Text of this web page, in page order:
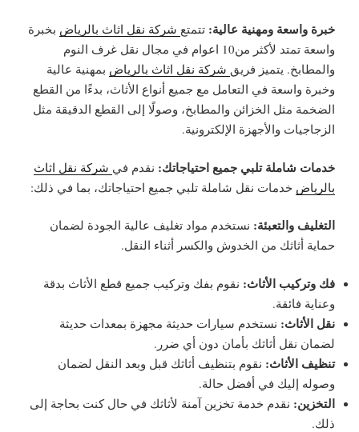
خبرة واسعة ومهنية عالية: تتمتع شركة نقل اثاث بالرياض بخبرة
واسعة تمتد لأكثر من10 اعوام في مجال نقل غرف النوم
والمطابخ. يتميز فريق شركة نقل اثاث بالرياض بمهنية عالية
وخبرة واسعة في التعامل مع جميع أنواع الأثاث، بدءًا من القطع
الضخمة مثل الخزائن والمطابخ، وصولًا إلى القطع الدقيقة مثل
الزجاجيات والأجهزة الإلكترونية.
خدمات شاملة تلبي جميع احتياجاتك: نقدم في شركة نقل اثاث
بالرياض خدمات نقل شاملة تلبي جميع احتياجاتك، بما في ذلك:
التغليف والتعبئة: نستخدم مواد تغليف عالية الجودة لضمان
حماية أثاثك من الخدوش والكسر أثناء النقل.
فك وتركيب الأثاث: نقوم بفك وتركيب جميع قطع الأثاث بدقة
وعناية فائقة.
نقل الأثاث: نستخدم سيارات حديثة مجهزة بمعدات حديثة
لضمان نقل أثاثك بأمان دون أي ضرر.
تنظيف الأثاث: نقوم بتنظيف أثاثك قبل وبعد النقل لضمان
وصوله إليك في أفضل حالة.
التخزين: نقدم خدمة تخزين آمنة لأثاثك في حال كنت بحاجة إلى
ذلك.